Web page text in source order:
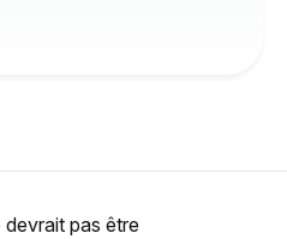
devrait pas être